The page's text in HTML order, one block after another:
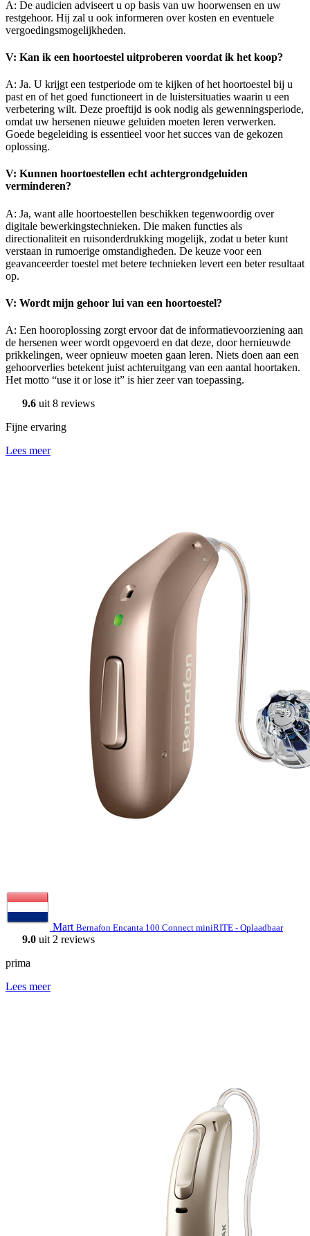
A: De audicien adviseert u op basis van uw hoorwensen en uw
restgehoor. Hij zal u ook informeren over kosten en eventuele
vergoedingsmogelijkheden.
V: Kan ik een hoortoestel uitproberen voordat ik het koop?
A: Ja. U krijgt een testperiode om te kijken of het hoortoestel bij u
past en of het goed functioneert in de luistersituaties waarin u een
verbetering wilt. Deze proeftijd is ook nodig als gewenningsperiode,
omdat uw hersenen nieuwe geluiden moeten leren verwerken.
Goede begeleiding is essentieel voor het succes van de gekozen
oplossing.
V: Kunnen hoortoestellen echt achtergrondgeluiden
verminderen?
A: Ja, want alle hoortoestellen beschikken tegenwoordig over
digitale bewerkingstechnieken. Die maken functies als
directionaliteit en ruisonderdrukking mogelijk, zodat u beter kunt
verstaan in rumoerige omstandigheden. De keuze voor een
geavanceerder toestel met betere technieken levert een beter resultaat
op.
V: Wordt mijn gehoor lui van een hoortoestel?
A: Een hooroplossing zorgt ervoor dat de informatievoorziening aan
de hersenen weer wordt opgevoerd en dat deze, door hernieuwde
prikkelingen, weer opnieuw moeten gaan leren. Niets doen aan een
gehoorverlies betekent juist achteruitgang van een aantal hoortaken.
Het motto “use it or lose it” is hier zeer van toepassing.
9.6 uit 8 reviews
Fijne ervaring
Lees meer
Mart Bernafon Encanta 100 Connect miniRITE - Oplaadbaar
9.0 uit 2 reviews
prima
Lees meer